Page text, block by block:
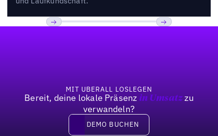
MIT UBERALL LOSLEGEN
Bereit, deine lokale Präsenz in Umsatzzu
verwandeln?
DEMO BUCHEN
DEMO BUCHEN